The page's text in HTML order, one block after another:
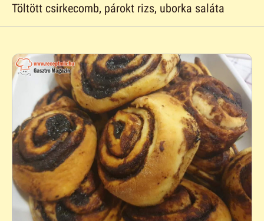
Töltött csirkecomb, párokt rizs, uborka saláta